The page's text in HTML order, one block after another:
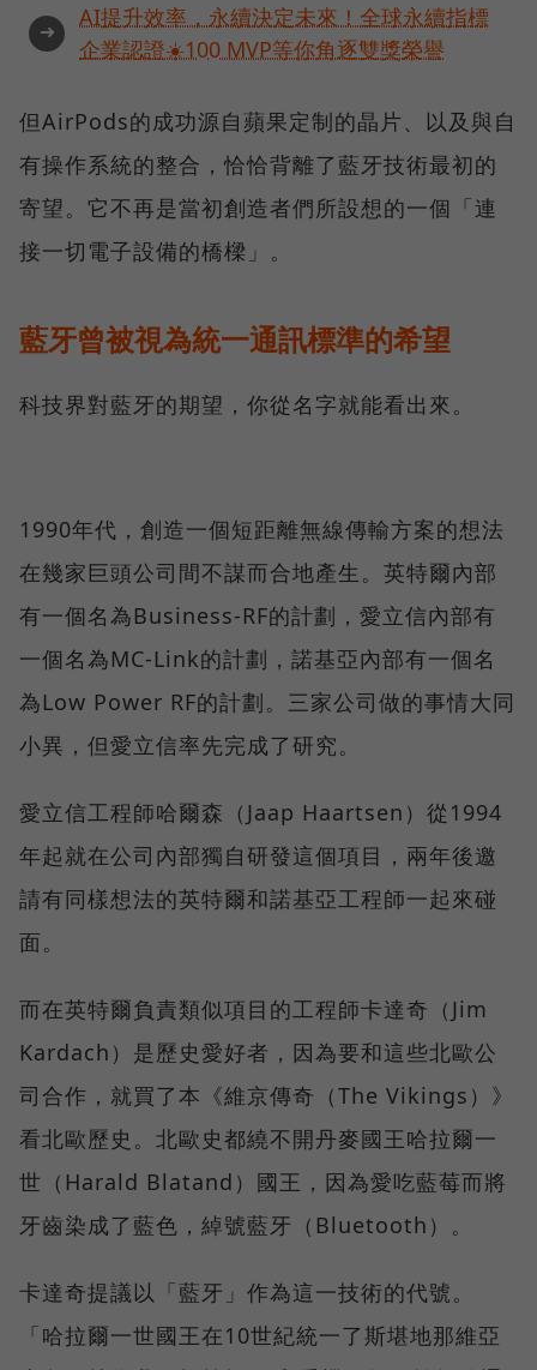
➜
AI提升效率，永續決定未來！全球永續指標
企業認證☀️100 MVP等你角逐雙獎榮譽
但AirPods的成功源自蘋果定制的晶片、以及與自
有操作系統的整合，恰恰背離了藍牙技術最初的
寄望。它不再是當初創造者們所設想的一個「連
接一切電子設備的橋樑」。
藍牙曾被視為統一通訊標準的希望
科技界對藍牙的期望，你從名字就能看出來。
1990年代，創造一個短距離無線傳輸方案的想法
在幾家巨頭公司間不謀而合地產生。英特爾內部
有一個名為Business-RF的計劃，愛立信內部有
一個名為MC-Link的計劃，諾基亞內部有一個名
為Low Power RF的計劃。三家公司做的事情大同
小異，但愛立信率先完成了研究。
愛立信工程師哈爾森（Jaap Haartsen）從1994
年起就在公司內部獨自研發這個項目，兩年後邀
請有同樣想法的英特爾和諾基亞工程師一起來碰
面。
而在英特爾負責類似項目的工程師卡達奇（Jim
Kardach）是歷史愛好者，因為要和這些北歐公
司合作，就買了本《維京傳奇（The Vikings）》
看北歐歷史。北歐史都繞不開丹麥國王哈拉爾一
世（Harald Blatand）國王，因為愛吃藍莓而將
牙齒染成了藍色，綽號藍牙（Bluetooth）。
卡達奇提議以「藍牙」作為這一技術的代號。
「哈拉爾一世國王在10世紀統一了斯堪地那維亞